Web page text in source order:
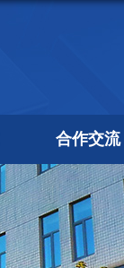
合作交流